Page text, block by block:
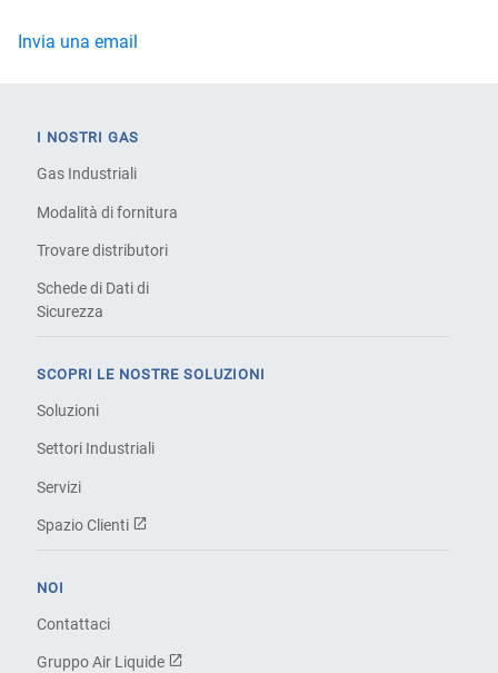
Invia una email
I NOSTRI GAS
Gas Industriali
Modalità di fornitura
Trovare distributori
Schede di Dati di
Sicurezza
SCOPRI LE NOSTRE SOLUZIONI
Soluzioni
Settori Industriali
Servizi
Spazio Clienti
NOI
Contattaci
Gruppo Air Liquide